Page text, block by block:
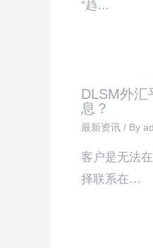
“趋…
DLSM外汇
息？
最新资讯/ By
客户是无法
择联系在…